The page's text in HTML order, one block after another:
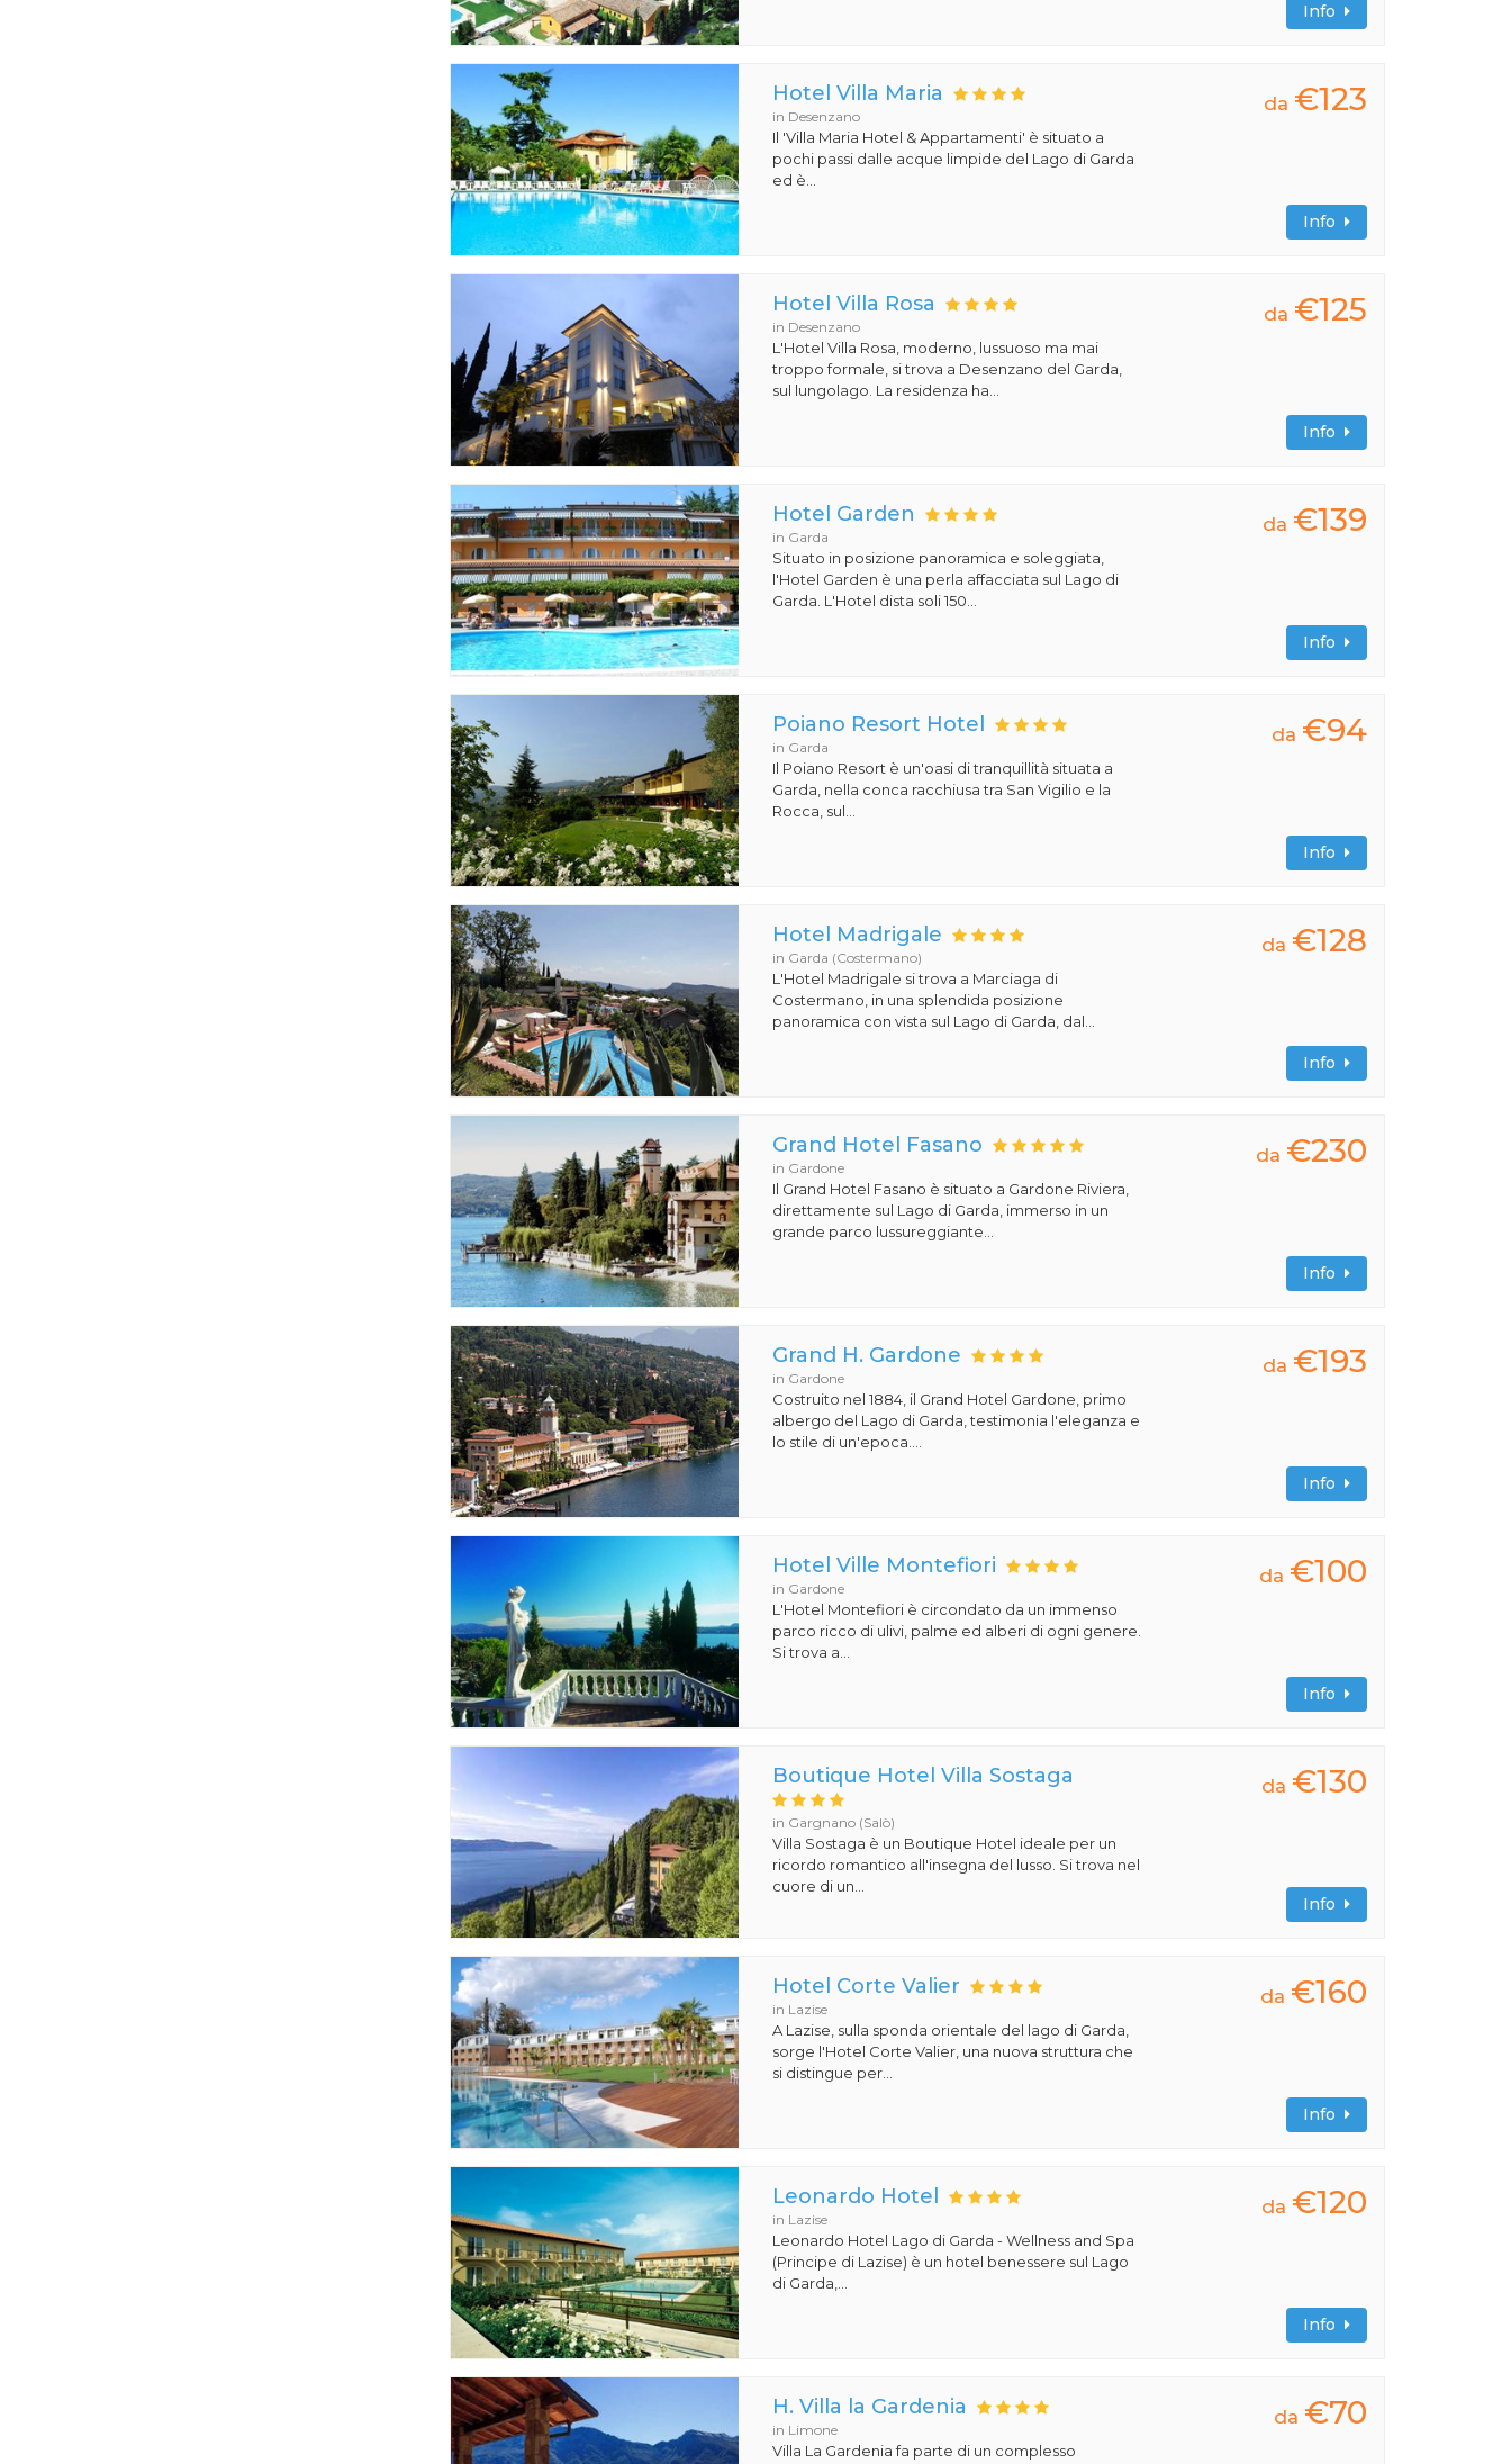
Info
Hotel Villa Maria
in Desenzano
Il 'Villa Maria Hotel & Appartamenti' è situato a
pochi passi dalle acque limpide del Lago di Garda
ed è...
da €123
Info
Hotel Villa Rosa
in Desenzano
L'Hotel Villa Rosa, moderno, lussuoso ma mai
troppo formale, si trova a Desenzano del Garda,
sul lungolago. La residenza ha...
da €125
Info
Hotel Garden
in Garda
Situato in posizione panoramica e soleggiata,
l'Hotel Garden è una perla affacciata sul Lago di
Garda. L'Hotel dista soli 150...
da €139
Info
Poiano Resort Hotel
in Garda
Il Poiano Resort è un'oasi di tranquillità situata a
Garda, nella conca racchiusa tra San Vigilio e la
Rocca, sul...
da €94
Info
Hotel Madrigale
in Garda (Costermano)
L'Hotel Madrigale si trova a Marciaga di
Costermano, in una splendida posizione
panoramica con vista sul Lago di Garda, dal...
da €128
Info
Grand Hotel Fasano
in Gardone
Il Grand Hotel Fasano è situato a Gardone Riviera,
direttamente sul Lago di Garda, immerso in un
grande parco lussureggiante...
da €230
Info
Grand H. Gardone
in Gardone
Costruito nel 1884, il Grand Hotel Gardone, primo
albergo del Lago di Garda, testimonia l'eleganza e
lo stile di un'epoca....
da €193
Info
Hotel Ville Montefiori
in Gardone
L'Hotel Montefiori è circondato da un immenso
parco ricco di ulivi, palme ed alberi di ogni genere.
Si trova a...
da €100
Info
Boutique Hotel Villa Sostaga
in Gargnano (Salò)
Villa Sostaga è un Boutique Hotel ideale per un
ricordo romantico all'insegna del lusso. Si trova nel
cuore di un...
da €130
Info
Hotel Corte Valier
in Lazise
A Lazise, sulla sponda orientale del lago di Garda,
sorge l'Hotel Corte Valier, una nuova struttura che
si distingue per...
da €160
Info
Leonardo Hotel
in Lazise
Leonardo Hotel Lago di Garda - Wellness and Spa
(Principe di Lazise) è un hotel benessere sul Lago
di Garda,...
da €120
Info
H. Villa la Gardenia
in Limone
Villa La Gardenia fa parte di un complesso
da €70